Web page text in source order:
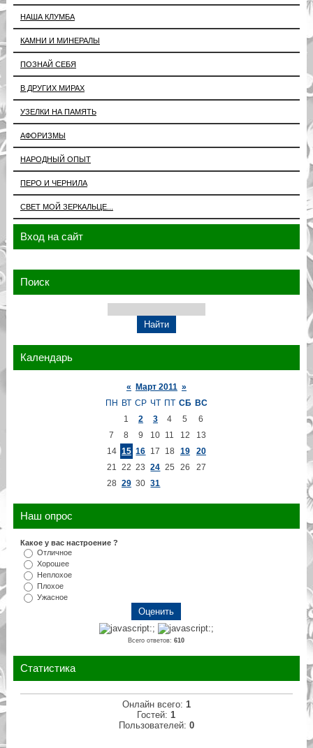
НАША КЛУМБА
КАМНИ И МИНЕРАЛЫ
ПОЗНАЙ СЕБЯ
В ДРУГИХ МИРАХ
УЗЕЛКИ НА ПАМЯТЬ
АФОРИЗМЫ
НАРОДНЫЙ ОПЫТ
ПЕРО И ЧЕРНИЛА
СВЕТ МОЙ ЗЕРКАЛЬЦЕ...
Вход на сайт
Поиск
Календарь
« Март 2011 »
ПН ВТ СР ЧТ ПТ СБ ВС
1
2 3 4 5
6
7
8 9 10 11 12
13
14 15 16 17 18 19
20
21
22 23 24 25 26
27
28 29 30 31
Наш опрос
Какое у вас настроение ?
Отличное
Хорошее
Неплохое
Плохое
Ужасное
Всего ответов:610
Статистика
Онлайн всего: 1
Гостей: 1
Пользователей: 0